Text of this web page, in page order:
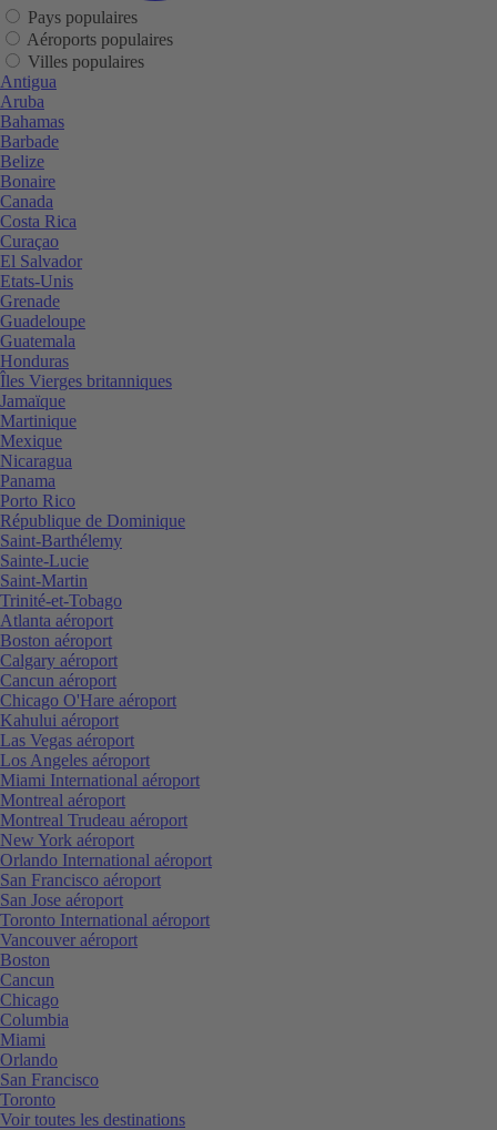
Pays populaires
Aéroports populaires
Villes populaires
Antigua
Aruba
Bahamas
Barbade
Belize
Bonaire
Canada
Costa Rica
Curaçao
El Salvador
Etats-Unis
Grenade
Guadeloupe
Guatemala
Honduras
Îles Vierges britanniques
Jamaïque
Martinique
Mexique
Nicaragua
Panama
Porto Rico
République de Dominique
Saint-Barthélemy
Sainte-Lucie
Saint-Martin
Trinité-et-Tobago
Atlanta aéroport
Boston aéroport
Calgary aéroport
Cancun aéroport
Chicago O'Hare aéroport
Kahului aéroport
Las Vegas aéroport
Los Angeles aéroport
Miami International aéroport
Montreal aéroport
Montreal Trudeau aéroport
New York aéroport
Orlando International aéroport
San Francisco aéroport
San Jose aéroport
Toronto International aéroport
Vancouver aéroport
Boston
Cancun
Chicago
Columbia
Miami
Orlando
San Francisco
Toronto
Voir toutes les destinations